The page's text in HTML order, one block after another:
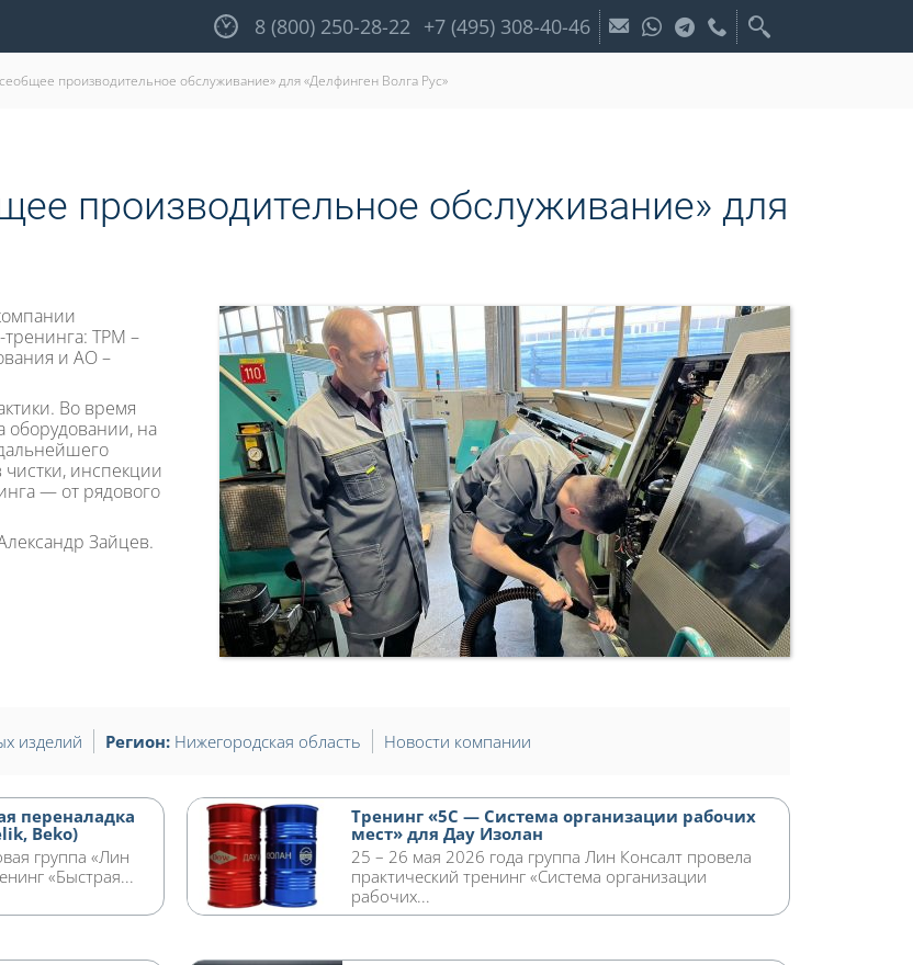
8 (800) 250-28-22 +7 (495) 308-40-46
производительное обслуживание» для «Делфинген Волга Рус»
производительное обслуживание» для
ТРМ –
и АО –
Во время
оборудовании, на
чистки, инспекции
— от рядового
Зайцев.
изделий Регион: Нижегородская область Новости компании
переналадка
Beko)
группа «Лин
«Быстрая...
Тренинг «5С — Система организации рабочих
мест» для Дау Изолан
25 – 26 мая 2026 года группа Лин Консалт провела
практический тренинг «Система организации
рабочих...